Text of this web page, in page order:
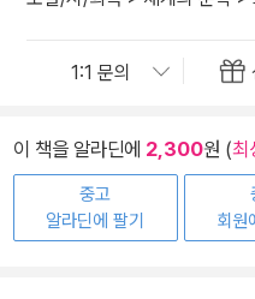
이 책을 알라딘에 2,300원 (최
중고
알라딘에 팔기
회원